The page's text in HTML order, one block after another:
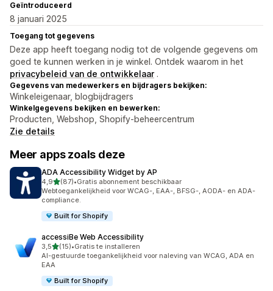
Geïntroduceerd
8 januari 2025
Toegang tot gegevens
Deze app heeft toegang nodig tot de volgende gegevens om
goed te kunnen werken in je winkel. Ontdek waarom in het
privacybeleid van de ontwikkelaar .
Gegevens van medewerkers en bijdragers bekijken:
Winkeleigenaar, blogbijdragers
Winkelgegevens bekijken en bewerken:
Producten, Webshop, Shopify-beheercentrum
Zie details
Meer apps zoals deze
ADA Accessibility Widget by AP
4,9van 5 sterren
(87)
87 recensies in totaal
•Gratis abonnement beschikbaar
Webtoegankelijkheid voor WCAG-, EAA-, BFSG-, AODA- en ADA-
compliance.
Built for Shopify
accessiBe Web Accessibility
3,5van 5 sterren
(15)
15 recensies in totaal
•Gratis te installeren
AI-gestuurde toegankelijkheid voor naleving van WCAG, ADA en
EAA
Built for Shopify